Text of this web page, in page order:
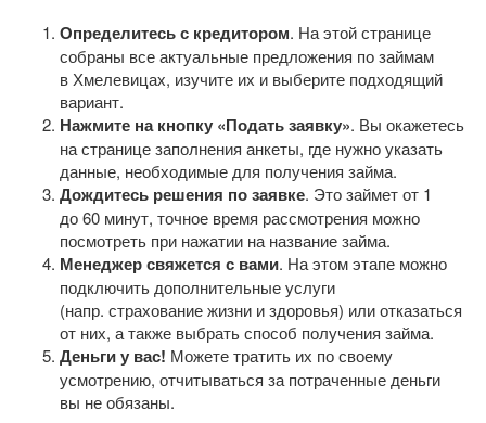
Определитесь с кредитором. На этой странице
собраны все актуальные предложения по займам
в Хмелевицах, изучите их и выберите подходящий
вариант.
Нажмите на кнопку «Подать заявку». Вы окажетесь
на странице заполнения анкеты, где нужно указать
данные, необходимые для получения займа.
Дождитесь решения по заявке. Это займет от 1
до 60 минут, точное время рассмотрения можно
посмотреть при нажатии на название займа.
Менеджер свяжется с вами. На этом этапе можно
подключить дополнительные услуги
(напр. страхование жизни и здоровья) или отказаться
от них, а также выбрать способ получения займа.
Деньги у вас! Можете тратить их по своему
усмотрению, отчитываться за потраченные деньги
вы не обязаны.